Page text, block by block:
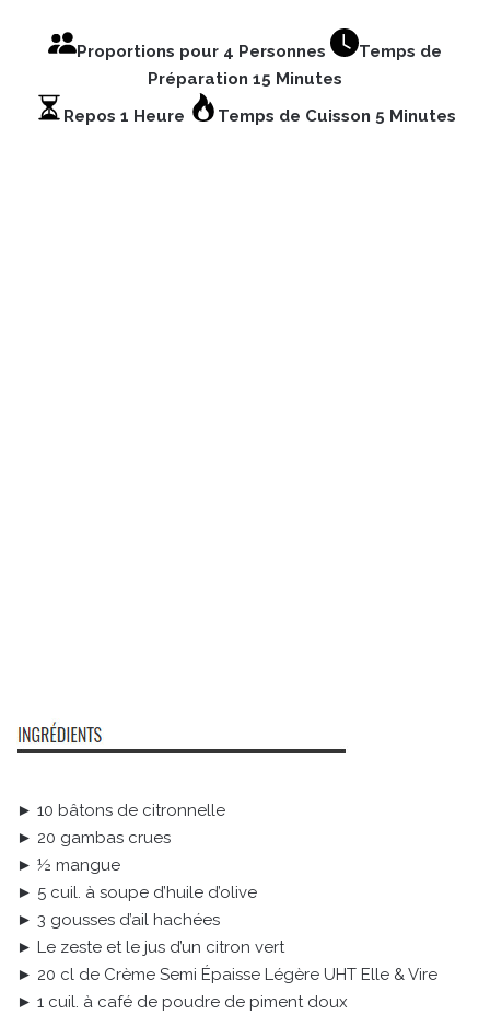
Proportions pour 4 Personnes
Temps de
Préparation 15 Minutes
Repos 1 Heure
Temps de Cuisson 5 Minutes
► 10 bâtons de citronnelle
► 20 gambas crues
► ½ mangue
► 5 cuil. à soupe d’huile d’olive
► 3 gousses d’ail hachées
► Le zeste et le jus d’un citron vert
► 20 cl de Crème Semi Épaisse Légère UHT Elle & Vire
► 1 cuil. à café de poudre de piment doux